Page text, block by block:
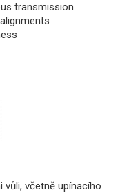
transmission
včetně upínacího